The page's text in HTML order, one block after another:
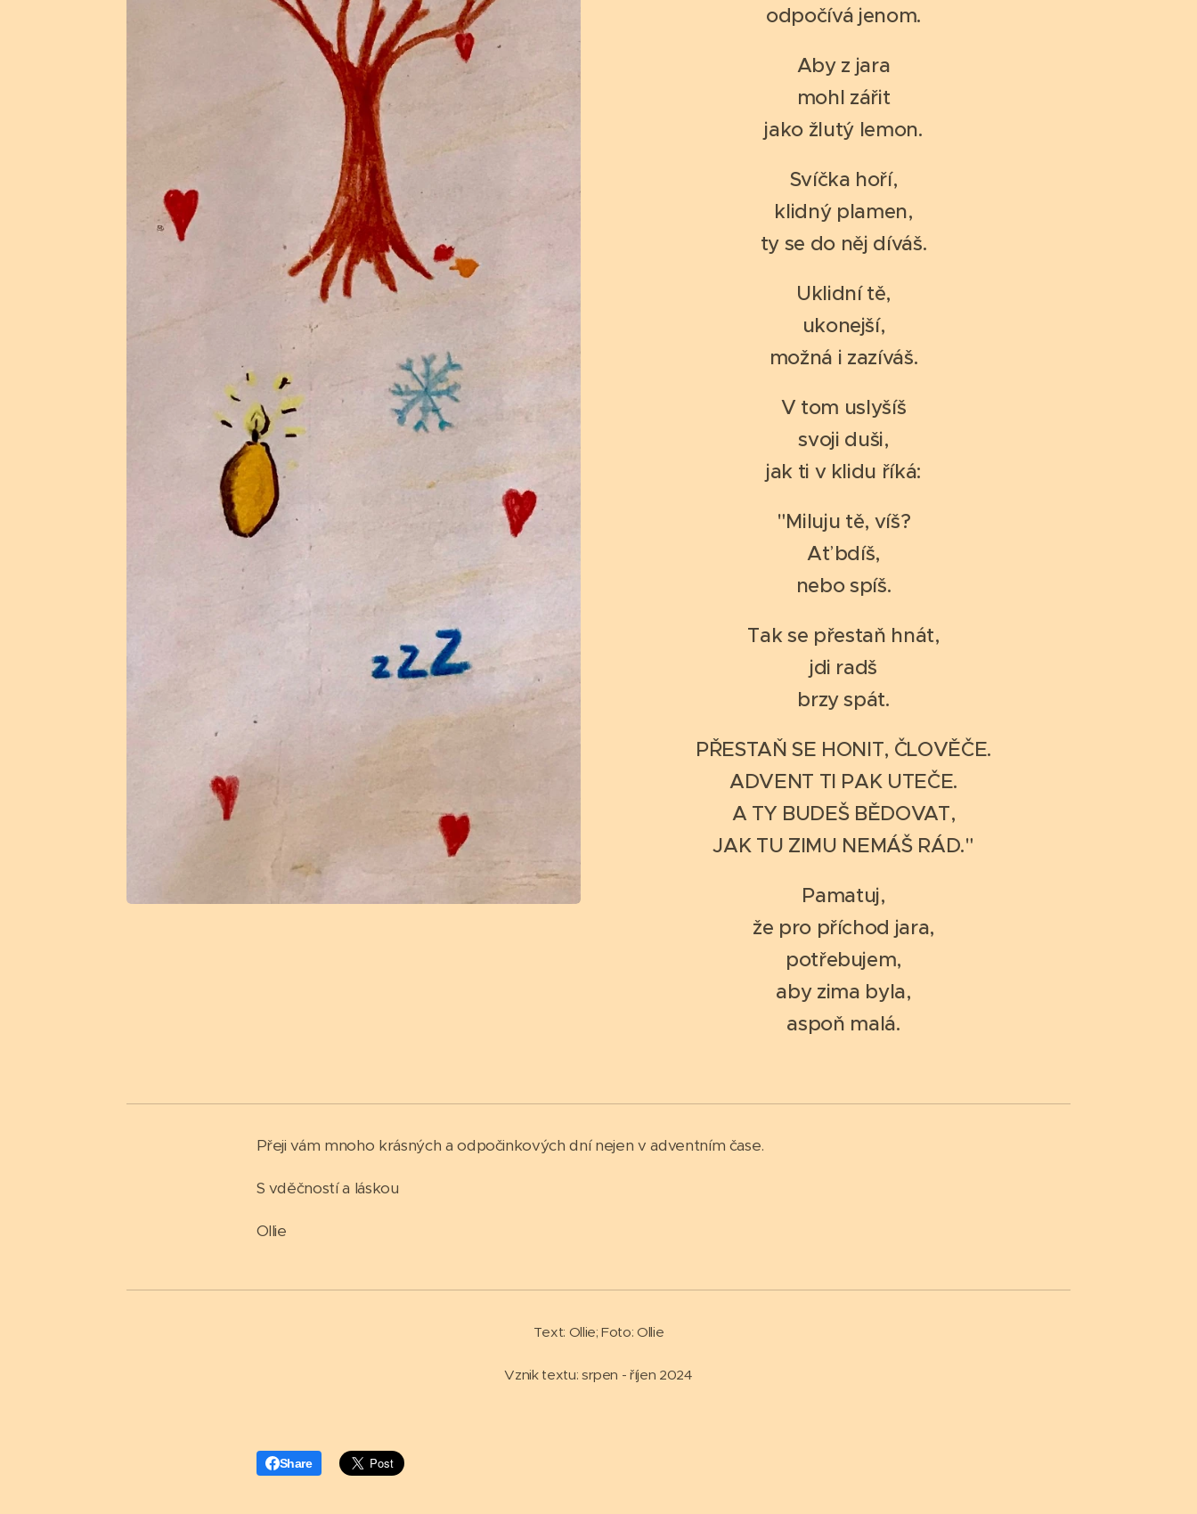
odpočívá jenom.
Aby z jara
mohl zářit
jako žlutý lemon.
Svíčka hoří,
klidný plamen,
ty se do něj díváš.
Uklidní tě,
ukonejší,
možná i zazíváš.
V tom uslyšíš
svoji duši,
jak ti v klidu říká:
"Miluju tě, víš?
Ať bdíš,
nebo spíš.
Tak se přestaň hnát,
jdi radš
brzy spát.
PŘESTAŇ SE HONIT, ČLOVĚČE.
ADVENT TI PAK UTEČE.
A TY BUDEŠ BĚDOVAT,
JAK TU ZIMU NEMÁŠ RÁD."
Pamatuj,
že pro příchod jara,
potřebujem,
aby zima byla,
aspoň malá.
Přeji vám mnoho krásných a odpočinkových dní nejen v adventním čase.
S vděčností a láskou
Ollie
Text: Ollie; Foto: Ollie
Vznik textu: srpen - říjen 2024
Share